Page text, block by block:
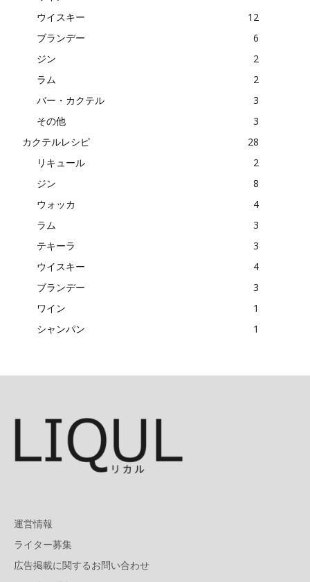
ウイスキー
12
ブランデー
6
ジン
2
ラム
2
バー・カクテル
3
その他
3
カクテルレシピ
28
リキュール
2
ジン
8
ウォッカ
4
ラム
3
テキーラ
3
ウイスキー
4
ブランデー
3
ワイン
1
シャンパン
1
運営情報
ライター募集
広告掲載に関するお問い合わせ